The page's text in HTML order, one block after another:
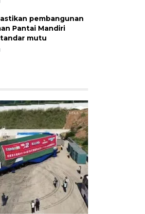
pembangunan
Pantai Mandiri
mutu